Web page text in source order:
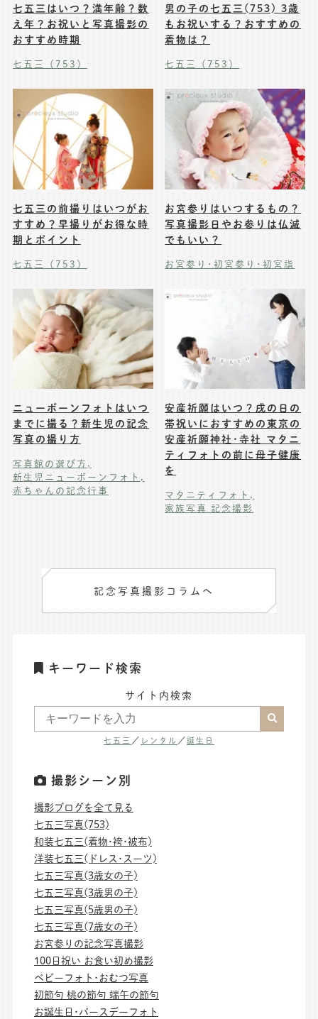
七五三はいつ？満年齢？数
え年？お祝いと写真撮影の
おすすめ時期
七五三（753）
男の子の七五三(753) 3歳
もお祝いする？おすすめの
着物は？
七五三（753）
七五三の前撮りはいつがお
すすめ？早撮りがお得な時
期とポイント
七五三（753）
お宮参りはいつするもの？
写真撮影日やお参りは仏滅
でもいい？
お宮参り･初宮参り･初宮詣
ニューボーンフォトはいつ
までに撮る？新生児の記念
写真の撮り方
写真館の選び方
新生児ニューボーンフォト
赤ちゃんの記念行事
安産祈願はいつ？戌の日の
帯祝いにおすすめの東京の
安産祈願神社･寺社 マタニ
ティフォトの前に母子健康
を
マタニティフォト
家族写真 記念撮影
記念写真撮影コラムへ
キーワード検索
サイト内検索
七五三 ／ レンタル ／誕生日
撮影シーン別
撮影ブログを全て見る
七五三写真(753)
和装七五三(着物･袴･被布)
洋装七五三(ドレス･スーツ)
七五三写真(3歳女の子)
七五三写真(3歳男の子)
七五三写真(5歳男の子)
七五三写真(7歳女の子)
お宮参りの記念写真撮影
100日祝い お食い初め撮影
ベビーフォト･おむつ写真
初節句 桃の節句 端午の節句
お誕生日･バースデーフォト